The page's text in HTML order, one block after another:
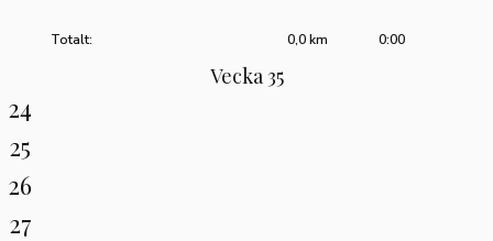
Totalt: 0:00
0,0 km
Vecka 35
24
25
26
27